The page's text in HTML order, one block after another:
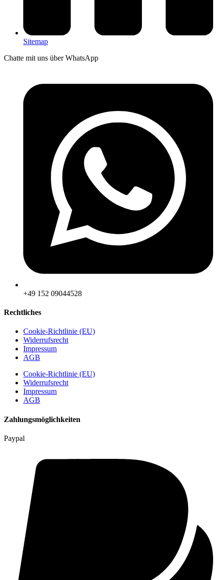
Sitemap
Chatte mit uns über WhatsApp
‪+49 152 09044528
Rechtliches
Cookie-Richtlinie (EU)
Widerrufsrecht
Impressum
AGB
Cookie-Richtlinie (EU)
Widerrufsrecht
Impressum
AGB
Zahlungsmöglichkeiten
Paypal